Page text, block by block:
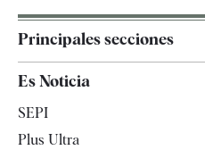
Principales secciones
España
Es Noticia
SEPI
Plus Ultra